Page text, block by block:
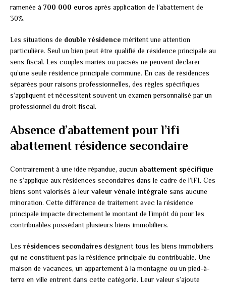
ramenée à 700 000 euros après application de l’abattement de
30%.
Les situations de double résidence méritent une attention
particulière. Seul un bien peut être qualifié de résidence principale au
sens fiscal. Les couples mariés ou pacsés ne peuvent déclarer
qu’une seule résidence principale commune. En cas de résidences
séparées pour raisons professionnelles, des règles spécifiques
s’appliquent et nécessitent souvent un examen personnalisé par un
professionnel du droit fiscal.
Absence d’abattement pour l’ifi
abattement résidence secondaire
Contrairement à une idée répandue, aucun abattement spécifique
ne s’applique aux résidences secondaires dans le cadre de l’IFI. Ces
biens sont valorisés à leur valeur vénale intégrale sans aucune
minoration. Cette différence de traitement avec la résidence
principale impacte directement le montant de l’impôt dû pour les
contribuables possédant plusieurs biens immobiliers.
Les résidences secondaires désignent tous les biens immobiliers
qui ne constituent pas la résidence principale du contribuable. Une
maison de vacances, un appartement à la montagne ou un pied-à-
terre en ville entrent dans cette catégorie. Leur valeur s’ajoute